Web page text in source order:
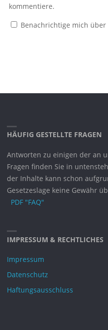
kommentiere.
Benachrichtige mich
HÄUFIG GESTELLTE FRAGEN
Antworten zu einigen der an
Fragen finden Sie in
der Inhalte kann schon
Gesetzeslage keine Gewähr
PDF "FAQ"
IMPRESSUM & RECHTLICHES
Impressum
Datenschutz
Haftungsausschluss